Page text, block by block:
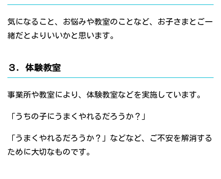
気になること、お悩みや教室のことなど、お子さまとご一
緒だとよりいいかと思います。
３．体験教室
事業所や教室により、体験教室などを実施しています。
「うちの子にうまくやれるだろうか？」
「うまくやれるだろうか？」などなど、ご不安を解消する
ために大切なものです。